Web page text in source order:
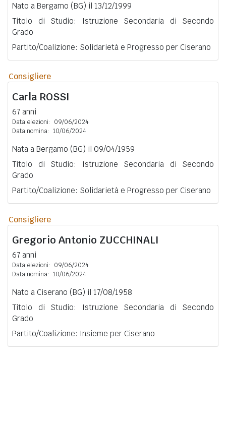
Nato a Bergamo (BG) il 13/12/1999
Titolo di Studio: Istruzione Secondaria di Secondo
Grado
Partito/Coalizione: Solidarietà e Progresso per Ciserano
Consigliere
Carla ROSSI
67 anni
Data elezioni:
09/06/2024
Data nomina: 10/06/2024
Nata a Bergamo (BG) il 09/04/1959
Titolo di Studio: Istruzione Secondaria di Secondo
Grado
Partito/Coalizione: Solidarietà e Progresso per Ciserano
Consigliere
Gregorio Antonio ZUCCHINALI
67 anni
Data elezioni:
09/06/2024
Data nomina: 10/06/2024
Nato a Ciserano (BG) il 17/08/1958
Titolo di Studio: Istruzione Secondaria di Secondo
Grado
Partito/Coalizione: Insieme per Ciserano